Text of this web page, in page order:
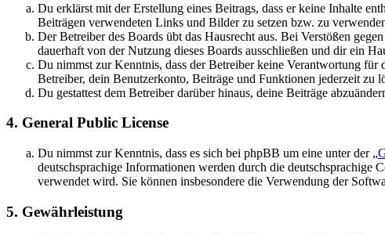
Du erklärst mit der Erstellung eines Beitrags, dass er keine Inhalte
Beiträgen verwendeten Links und Bilder zu setzen bzw. zu
Der Betreiber des Boards übt das Hausrecht aus. Bei Verstößen
dauerhaft von der Nutzung dieses Boards ausschließen und dir ein
Du nimmst zur Kenntnis, dass der Betreiber keine Verantwortung
Betreiber, dein Benutzerkonto, Beiträge und Funktionen jederzeit zu
Du gestattest dem Betreiber darüber hinaus, deine Beiträge
4. General Public License
Du nimmst zur Kenntnis, dass es sich bei phpBB um eine unter der „
deutschsprachige Informationen werden durch die
verwendet wird. Sie können insbesondere die Verwendung der
5. Gewährleistung